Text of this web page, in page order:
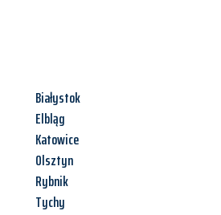
Białystok
Elbląg
Katowice
Olsztyn
Rybnik
Tychy